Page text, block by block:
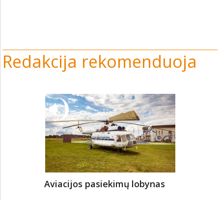
Redakcija rekomenduoja
Aviacijos pasiekimų lobynas